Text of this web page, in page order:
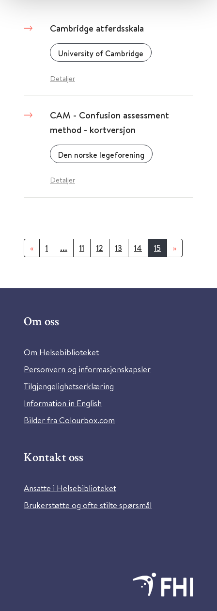
Cambridge atferdsskala
University of Cambridge
Detaljer
CAM - Confusion assessment
method - kortversjon
Den norske legeforening
Detaljer
« 1 ... 11 12 13 14 15 »
Om oss
Om Helsebiblioteket
Personvern og informasjonskapsler
Tilgjengelighetserklæring
Information in English
Bilder fra Colourbox.com
Kontakt oss
Ansatte i Helsebiblioteket
Brukerstøtte og ofte stilte spørsmål